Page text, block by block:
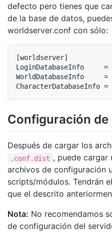
defecto pero tienes que
de la base de datos,
worldserver.conf con sólo:
[worldserver]
LoginDatabaseInfo
WorldDatabaseInfo
Configuración
Después de cargar los
.conf.dist , puede cargar
archivos de configuración
scripts/módulos. Tendrán
que el descrito
Nota: No recomendamos
de configuración del